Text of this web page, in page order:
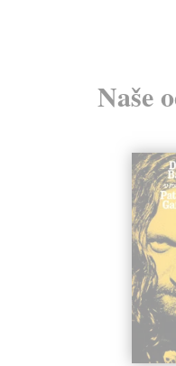
Naše